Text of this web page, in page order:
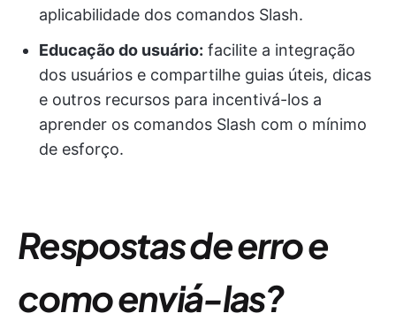
aplicabilidade dos comandos Slash.
Educação do usuário: facilite a integração
dos usuários e compartilhe guias úteis, dicas
e outros recursos para incentivá-los a
aprender os comandos Slash com o mínimo
de esforço.
Respostas de erro e
como enviá-las?